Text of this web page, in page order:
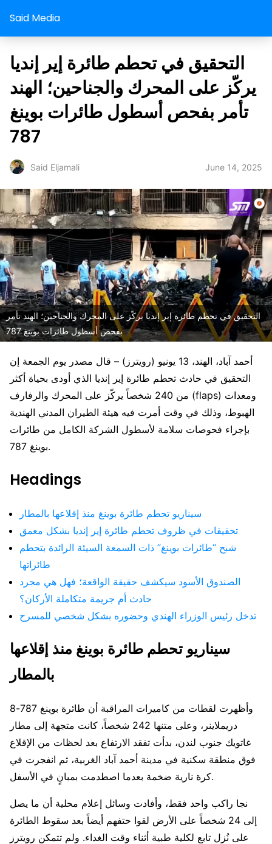
Said Media
التحقيق في تحطم طائرة إير إنديا
يركّز على المحرك والجناحين؛ الهند
تأمر بفحص أسطول طائرات بوينغ
787
Said Eljamali June 14, 2025
التحقيق في تحطم طائرة إير إنديا يركّز على المحرك والجناحين؛ الهند تأمر
بفحص أسطول طائرات بوينغ 787
أحمد آباد، الهند، 13 يونيو (رويترز) – قال مصدر يوم الجمعة إن
التحقيق في حادث تحطم طائرة إير إنديا الذي أودى بحياة أكثر
من 240 شخصاً يركّز على المحرك والرفارف (flaps) ومعدات
الهبوط، وذلك في وقت أمرت فيه هيئة الطيران المدني الهندية
بإجراء فحوصات سلامة لأسطول الشركة الكامل من طائرات
بوينغ 787.
Headings
سيناريو تحطم طائرة بوينغ منذ إقلاعها بالمطار
تحقيقات في ظروف تحطم طائرة إير إنديا بشكل معمق
شبح “طائرات بوينغ” ذات السمعة السيئة الرائدة بتحطم
طائراتها
الصندوق الأسود سيكشف حقيقة الواقعة؛ فهل هي مجرد
حادث أم جريمة متكاملة الأركان؟
تدخل رئيس الوزراء الهندي وحضوره بشكل شخصي للمسرح
سيناريو تحطم طائرة بوينغ منذ إقلاعها
بالمطار
وأظهرت لقطات من كاميرات المراقبة أن طائرة بوينغ 787-8
دريملاينر، وعلى متنها 242 شخصاً، كانت متجهة إلى مطار
غاتويك جنوب لندن، بدأت تفقد الارتفاع بعد لحظات من الإقلاع
فوق منطقة سكنية في مدينة أحمد آباد الغربية، ثم انفجرت في
كرة نارية ضخمة بعدما اصطدمت بمبانٍ في الأسفل.
نجا راكب واحد فقط، وأفادت وسائل إعلام محلية أن ما يصل
إلى 24 شخصاً على الأرض لقوا حتفهم أيضاً بعد سقوط الطائرة
على نُزل تابع لكلية طبية أثناء وقت الغداء. ولم تتمكن رويترز